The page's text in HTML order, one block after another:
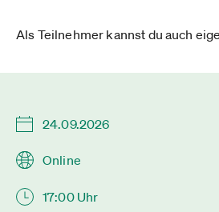
Als Teilnehmer kannst du auch
24.09.2026
Online
17:00 Uhr